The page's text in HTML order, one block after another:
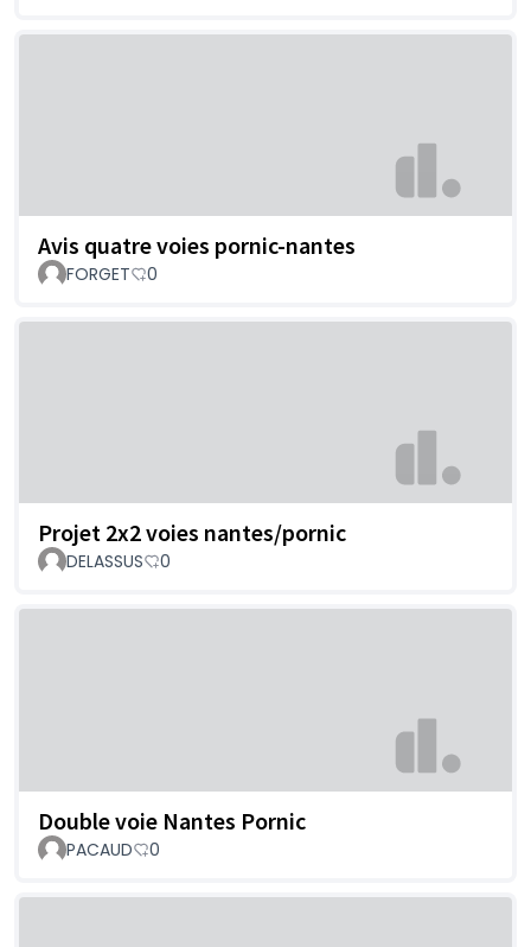
Avis quatre voies pornic-nantes
FORGET 0
Projet 2x2 voies nantes/pornic
DELASSUS 0
Double voie Nantes Pornic
PACAUD 0